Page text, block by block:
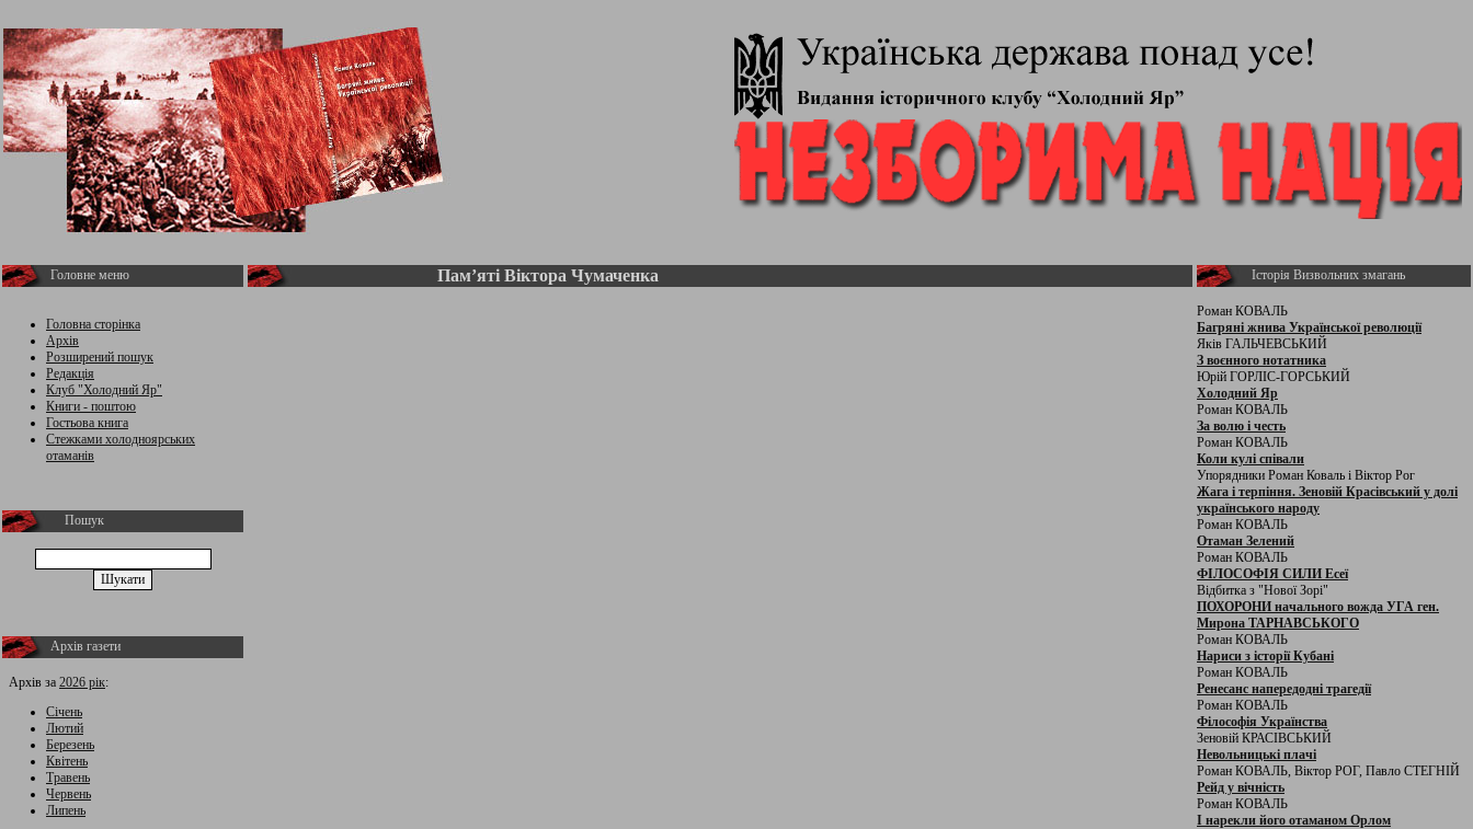
Головне меню
Головна сторінка
Архів
Розширений пошук
Редакція
Клуб "Холодний Яр"
Книги - поштою
Гостьова книга
Стежками холодноярських
отаманів
Пошук
Архів газети
Архів за 2026 рік:
Січень
Лютий
Березень
Квітень
Травень
Червень
Липень
Пам’яті Віктора Чумаченка Історія Визвольних змагань
Роман КОВАЛЬ
Багряні жнива Української революції
Яків ГАЛЬЧЕВСЬКИЙ
З воєнного нотатника
Юрій ГОРЛІС-ГОРСЬКИЙ
Холодний Яр
Роман КОВАЛЬ
За волю і честь
Роман КОВАЛЬ
Коли кулі співали
Упорядники Роман Коваль і Віктор Рог
Жага і терпіння. Зеновій Красівський у долі
українського народу
Роман КОВАЛЬ
Отаман Зелений
Роман КОВАЛЬ
ФІЛОСОФІЯ СИЛИ Есеї
Відбитка з "Нової Зорі"
ПОХОРОНИ начального вожда УГА ген.
Мирона ТАРНАВСЬКОГО
Роман КОВАЛЬ
Нариси з історії Кубані
Роман КОВАЛЬ
Ренесанс напередодні трагедії
Роман КОВАЛЬ
Філософія Українства
Зеновій КРАСІВСЬКИЙ
Невольницькі плачі
Роман КОВАЛЬ, Віктор РОГ, Павло СТЕГНІЙ
Рейд у вічність
Роман КОВАЛЬ
І нарекли його отаманом Орлом